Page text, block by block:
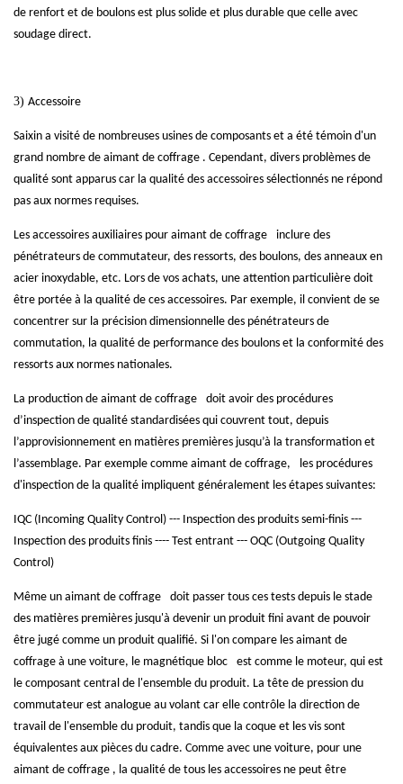
de renfort et de boulons est plus solide et plus durable que celle avec
soudage direct.
3) Accessoire
Saixin a visité de nombreuses usines de composants et a été témoin d'un
grand nombre de aimant de coffrage . Cependant, divers problèmes de
qualité sont apparus car la qualité des accessoires sélectionnés ne répond
pas aux normes requises.
Les accessoires auxiliaires pour aimant de coffrage
inclure des
pénétrateurs de commutateur, des ressorts, des boulons, des anneaux en
acier inoxydable, etc. Lors de vos achats, une attention particulière doit
être portée à la qualité de ces accessoires. Par exemple, il convient de se
concentrer sur la précision dimensionnelle des pénétrateurs de
commutation, la qualité de performance des boulons et la conformité des
ressorts aux normes nationales.
La production de aimant de coffrage
doit avoir des procédures
d’inspection de qualité standardisées qui couvrent tout, depuis
l’approvisionnement en matières premières jusqu’à la transformation et
l’assemblage. Par exemple comme aimant de coffrage,
les procédures
d'inspection de la qualité impliquent généralement les étapes suivantes:
IQC (Incoming Quality Control) --- Inspection des produits semi-finis ---
Inspection des produits finis ---- Test entrant --- OQC (Outgoing Quality
Control)
Même un aimant de coffrage
doit passer tous ces tests depuis le stade
des matières premières jusqu'à devenir un produit fini avant de pouvoir
être jugé comme un produit qualifié. Si l'on compare les aimant de
coffrage à une voiture, le magnétique bloc
est comme le moteur, qui est
le composant central de l'ensemble du produit. La tête de pression du
commutateur est analogue au volant car elle contrôle la direction de
travail de l'ensemble du produit, tandis que la coque et les vis sont
équivalentes aux pièces du cadre. Comme avec une voiture, pour une
aimant de coffrage , la qualité de tous les accessoires ne peut être